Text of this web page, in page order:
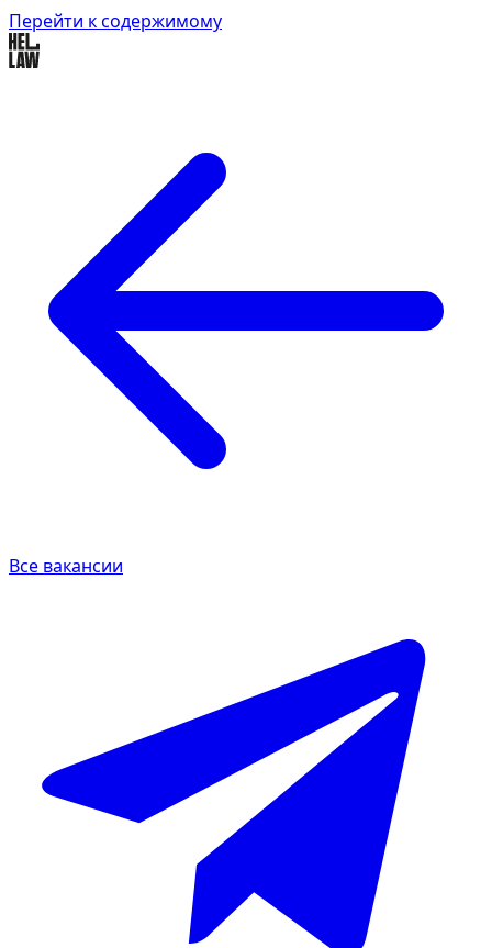
Перейти к содержимому
Все вакансии